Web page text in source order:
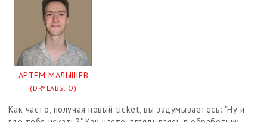
АРТЁМ МАЛЫШЕВ
(DRYLABS.IO)
Как часто, получая новый ticket, вы задумываетесь: "Ну и